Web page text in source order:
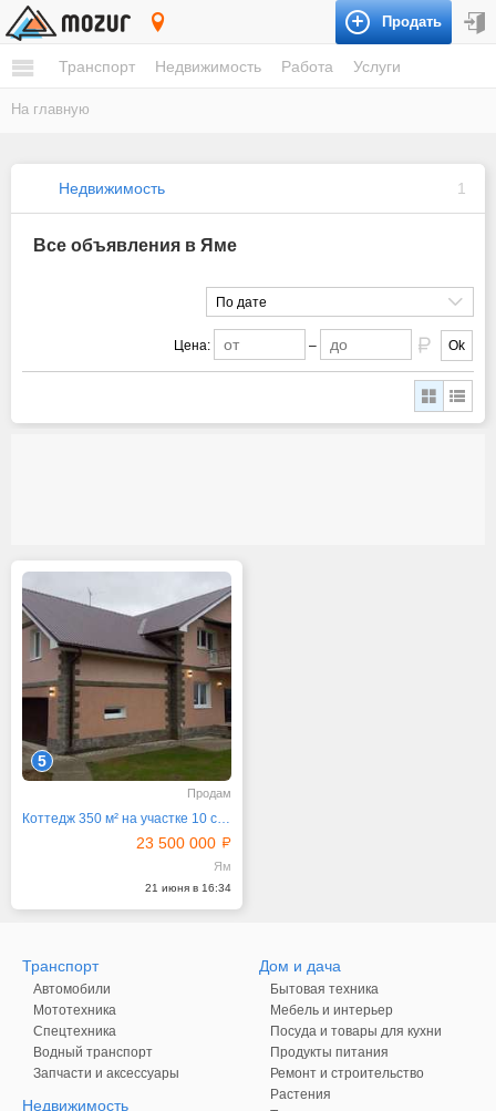
Продать
Транспорт Недвижимость Работа Услуги
На главную
Недвижимость 1
Все объявления в Яме
По дате
Цена: – Ok
5
Продам
Коттедж 350 м² на участке 10 сот.
23 500 000
Ям
21 июня в 16:34
Транспорт
Автомобили
Мототехника
Спецтехника
Водный транспорт
Запчасти и аксессуары
Недвижимость
Дом и дача
Бытовая техника
Мебель и интерьер
Посуда и товары для кухни
Продукты питания
Ремонт и строительство
Растения